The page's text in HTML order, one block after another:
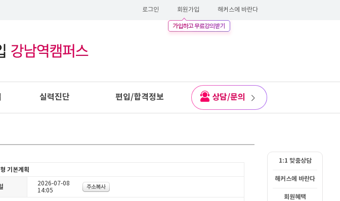
로그인 회원가입 해커스에 바란다
실력진단 편입/합격정보 상담/문의
1:1 맞춤상담
해커스에 바란다
회원혜택